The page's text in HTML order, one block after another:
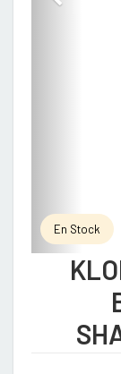
En Stock